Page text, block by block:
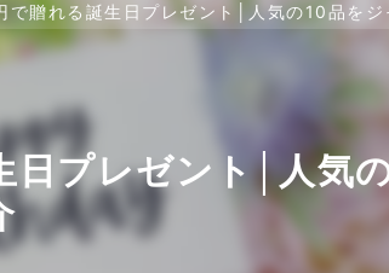
れる誕生日プレゼント│人気の10品をジャンル別
日プレゼント│人気